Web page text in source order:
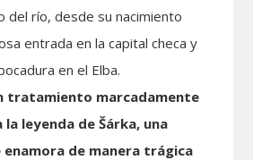
del río, desde su nacimiento
entrada en la capital checa y
en el Elba.
tratamiento marcadamente
leyenda de Šárka, una
enamora de manera trágica